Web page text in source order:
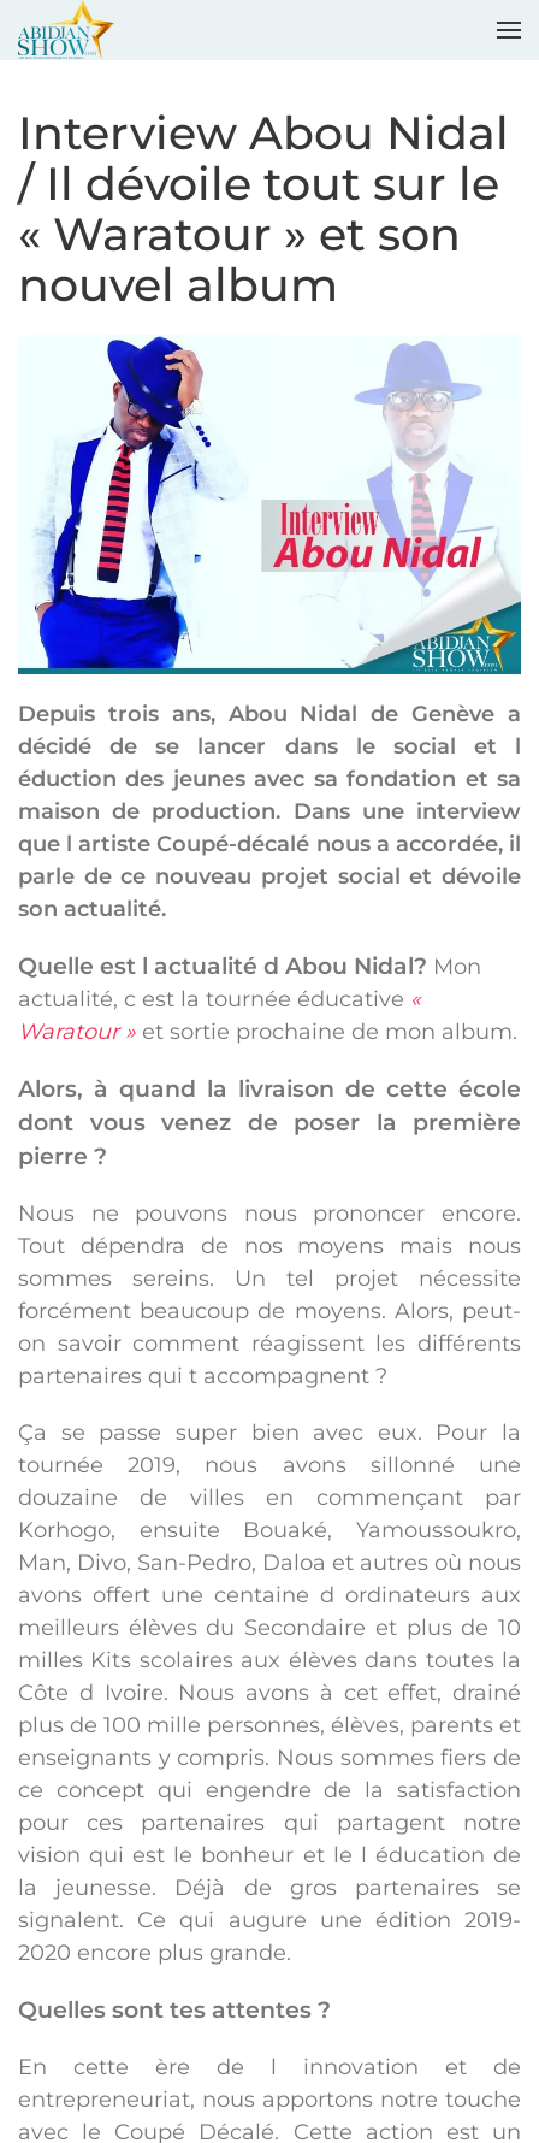
Interview Abou Nidal
/ Il dévoile tout sur le
« Waratour » et son
nouvel album
Depuis trois ans, Abou Nidal de Genève a
décidé de se lancer dans le social et l
éduction des jeunes avec sa fondation et sa
maison de production. Dans une interview
que l artiste Coupé-décalé nous a accordée, il
parle de ce nouveau projet social et dévoile
son actualité.
Quelle est l actualité d Abou Nidal? Mon
actualité, c est la tournée éducative «
Waratour » et sortie prochaine de mon album.
Alors, à quand la livraison de cette école
dont vous venez de poser la première
pierre ?
Nous ne pouvons nous prononcer encore.
Tout dépendra de nos moyens mais nous
sommes sereins. Un tel projet nécessite
forcément beaucoup de moyens. Alors, peut-
on savoir comment réagissent les différents
partenaires qui t accompagnent ?
Ça se passe super bien avec eux. Pour la
tournée 2019, nous avons sillonné une
douzaine de villes en commençant par
Korhogo, ensuite Bouaké, Yamoussoukro,
Man, Divo, San-Pedro, Daloa et autres où nous
avons offert une centaine d ordinateurs aux
meilleurs élèves du Secondaire et plus de 10
milles Kits scolaires aux élèves dans toutes la
Côte d Ivoire. Nous avons à cet effet, drainé
plus de 100 mille personnes, élèves, parents et
enseignants y compris. Nous sommes fiers de
ce concept qui engendre de la satisfaction
pour ces partenaires qui partagent notre
vision qui est le bonheur et le l éducation de
la jeunesse. Déjà de gros partenaires se
signalent. Ce qui augure une édition 2019-
2020 encore plus grande.
Quelles sont tes attentes ?
En cette ère de l innovation et de
entrepreneuriat, nous apportons notre touche
avec le Coupé Décalé. Cette action est un